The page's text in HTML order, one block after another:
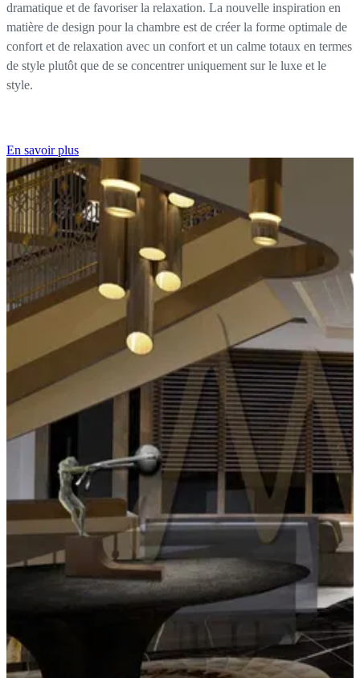
dramatique et de favoriser la relaxation. La nouvelle inspiration en
matière de design pour la chambre est de créer la forme optimale de
confort et de relaxation avec un confort et un calme totaux en termes
de style plutôt que de se concentrer uniquement sur le luxe et le
style.
En savoir plus